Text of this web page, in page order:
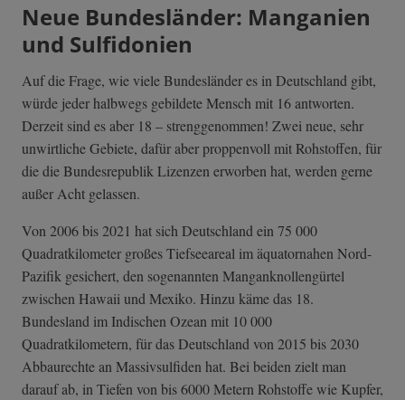
Neue Bundesländer: Manganien
und Sulfidonien
Auf die Frage, wie viele Bundesländer es in Deutschland gibt,
würde jeder halbwegs gebildete Mensch mit 16 antworten.
Derzeit sind es aber 18 – strenggenommen! Zwei neue, sehr
unwirtliche Gebiete, dafür aber proppenvoll mit Rohstoffen, für
die die Bundesrepublik Lizenzen erworben hat, werden gerne
außer Acht gelassen.
Von 2006 bis 2021 hat sich Deutschland ein 75 000
Quadratkilometer großes Tiefseeareal im äquatornahen Nord-
Pazifik gesichert, den sogenannten Manganknollengürtel
zwischen Hawaii und Mexiko. Hinzu käme das 18.
Bundesland im Indischen Ozean mit 10 000
Quadratkilometern, für das Deutschland von 2015 bis 2030
Abbaurechte an Massivsulfiden hat. Bei beiden zielt man
darauf ab, in Tiefen von bis 6000 Metern Rohstoffe wie Kupfer,